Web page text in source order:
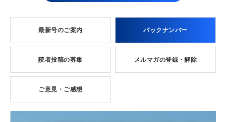
最新号のご案内 バックナンバー
読者投稿の募集 メルマガの登録・解除
ご意見・ご感想